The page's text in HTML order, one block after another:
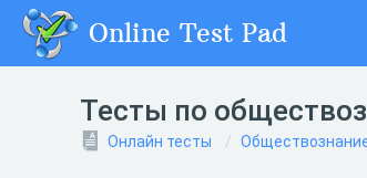
Online Test Pad
Тесты по
Онлайн тесты